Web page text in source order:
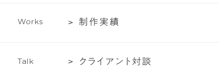
テ
グ
Works
制
績
制 作実績
Talk
ク
ク ラ イ ア ン ト 対談